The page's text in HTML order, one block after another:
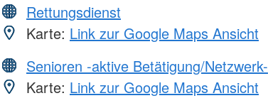
Rettungsdienst
Karte: Link zur Google Maps Ansicht
Senioren -aktive Betätigung/Netzwerk-
Karte: Link zur Google Maps Ansicht